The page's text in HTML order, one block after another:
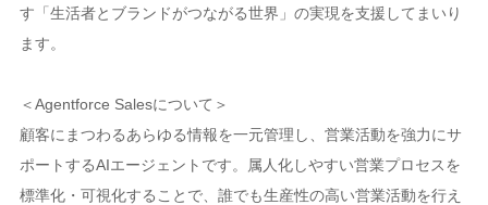
す「生活者とブランドがつながる世界」の実現を支援してまいり
ます。
＜Agentforce Salesについて＞
顧客にまつわるあらゆる情報を一元管理し、営業活動を強力にサ
ポートするAIエージェントです。属人化しやすい営業プロセスを
標準化・可視化することで、誰でも生産性の高い営業活動を行え